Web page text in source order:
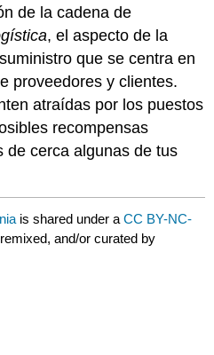
de la cadena de
, el aspecto de la
que se centra en
proveedores y clientes.
atraídas por los puestos
recompensas
de cerca algunas de tus
is shared under aCC BY-NC-
and/or curated by